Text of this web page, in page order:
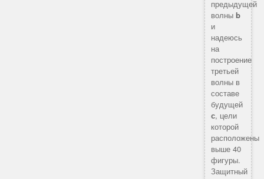
предыдущей
волныb
и
надеюсь
на
построение
третьей
волны в
составе
будущей
с, цели
которой
расположены
выше 40
фигуры.
Защитный